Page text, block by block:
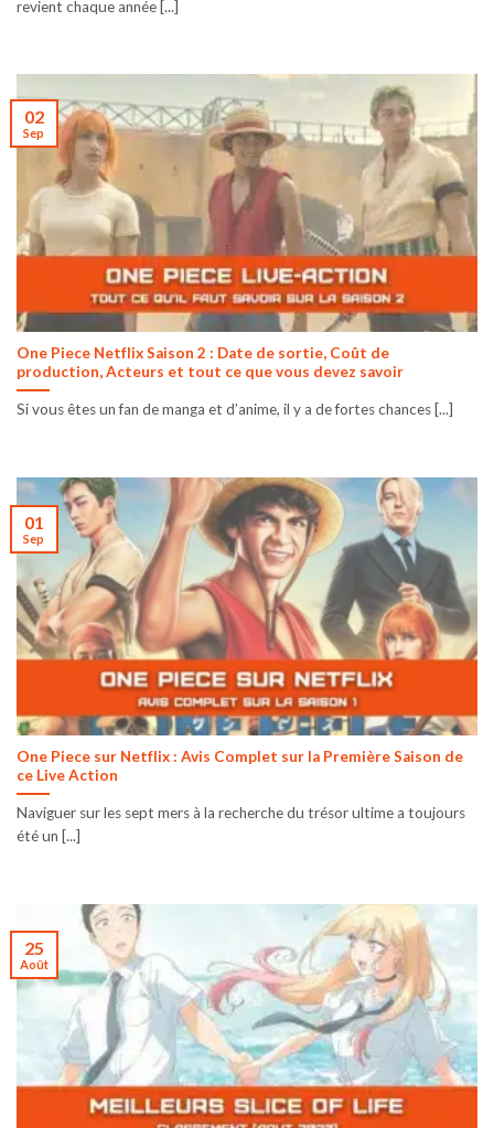
revient chaque année [...]
One Piece Netflix Saison 2 : Date de sortie, Coût de
production, Acteurs et tout ce que vous devez savoir
Si vous êtes un fan de manga et d’anime, il y a de fortes chances [...]
02
Sep
One Piece sur Netflix : Avis Complet sur la Première Saison de
ce Live Action
Naviguer sur les sept mers à la recherche du trésor ultime a toujours
été un [...]
01
Sep
25
Août